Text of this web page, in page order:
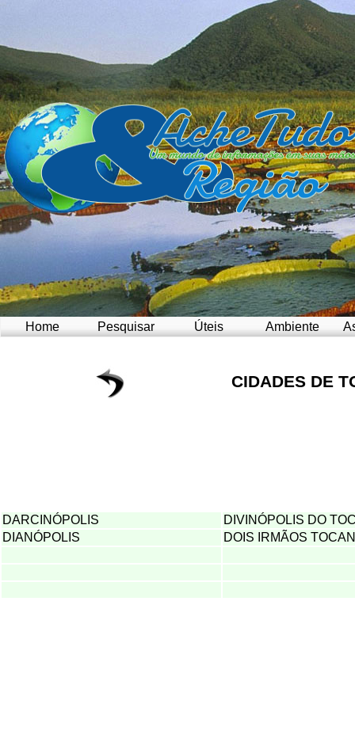
Home Pesquisar Úteis Ambiente
CIDADES DE
DARCINÓPOLIS
DIVINÓPOLIS DO
DIANÓPOLIS
DOIS IRMÃOS